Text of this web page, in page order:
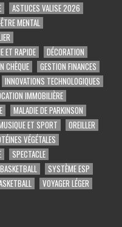
ASTUCES VALISE 2026
MENTAL
ET RAPIDE
DÉCORATION
CHÈQUE
GESTION FINANCES
INNOVATIONS TECHNOLOGIQUES
IMMOBILIÈRE
MALADIE DE PARKINSON
ET SPORT
OREILLER
VÉGÉTALES
SPECTACLE
SYSTÈME ESP
VOYAGER LÉGER